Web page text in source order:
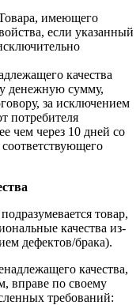
имеющего
если указанный
качества
денежную сумму,
за исключением
потребителя
чем через 10 дней со
товар,
качества из-
дефектов/брака).
качества,
вправе по своему
требований: